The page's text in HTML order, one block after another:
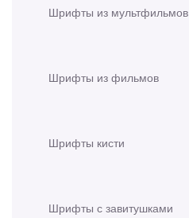
Шрифты из мультфильмов
Шрифты из фильмов
Шрифты кисти
Шрифты с завитушками